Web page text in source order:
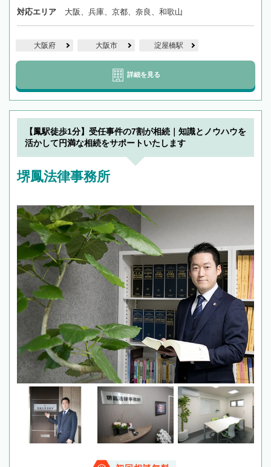
対応エリア 大阪、兵庫、京都、奈良、和歌山
大阪府 大阪市 淀屋橋駅
詳細を見る
【鳳駅徒歩1分】受任事件の7割が相続｜知識とノウハウを
活かして円満な相続をサポートいたします
堺鳳法律事務所